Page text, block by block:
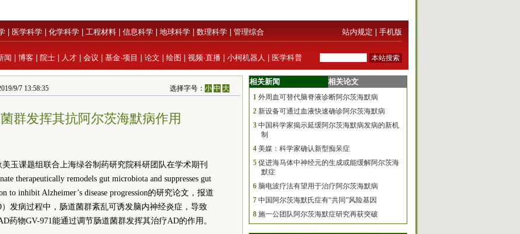
医学科学 化学科学 工程材料 信息科学 地球科学 数理科学 管理综合 站内规定 手机版
闻 博客 院士 人才 会议 基金·项目 论文 绘图 视频·直播 小柯机器人 医学科普
9/7 13:58:35 选择字号：小 中 大
群发挥其抗阿尔茨海默病作用
玉课题组联合上海绿谷制药研究院科研团队在学术期刊
therapeutically remodels gut microbiota and suppresses gut
to inhibit Alzheimer’s disease progression的研究论文，报道
）发病过程中，肠道菌群紊乱可诱发脑内神经炎症，导致
药物GV-971能通过调节肠道菌群发挥其治疗AD的作用。
相关新闻 相关论文
1 外周血可替代脑脊液诊断阿尔茨海默病
2 新设备可通过血液快速确诊阿尔茨海默病
3 中国科学家揭示延缓阿尔茨海默病发病的新机
制
4 美媒：科学家确认新型痴呆症
5 促进海马体中神经元的生成或能缓解阿尔茨海
默症
6 脑电波疗法有望用于治疗阿尔茨海默病
7 中国阿尔茨海默氏症有“共同”风险基因
8 施一公团队阿尔茨海默症研究再获突破